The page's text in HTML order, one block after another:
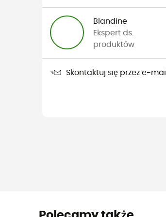
Blandine
Ekspert ds.
produktów
Skontaktuj się przez e-mail